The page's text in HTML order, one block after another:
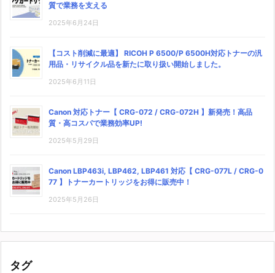
質で業務を支える
2025年6月24日
【コスト削減に最適】 RICOH P 6500/P 6500H対応トナーの汎
用品・リサイクル品を新たに取り扱い開始しました。
2025年6月11日
Canon 対応トナー【 CRG-072 / CRG-072H 】新発売！高品
質・高コスパで業務効率UP!
2025年5月29日
Canon LBP463i, LBP462, LBP461 対応【 CRG-077L / CRG-0
77 】トナーカートリッジをお得に販売中！
2025年5月26日
タグ